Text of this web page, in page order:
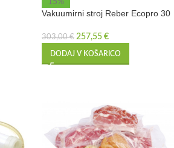
15%
Vakuumirni stroj Reber Ecopro 30
303,00€ 257,55 €
DODAJ V KOŠARICO